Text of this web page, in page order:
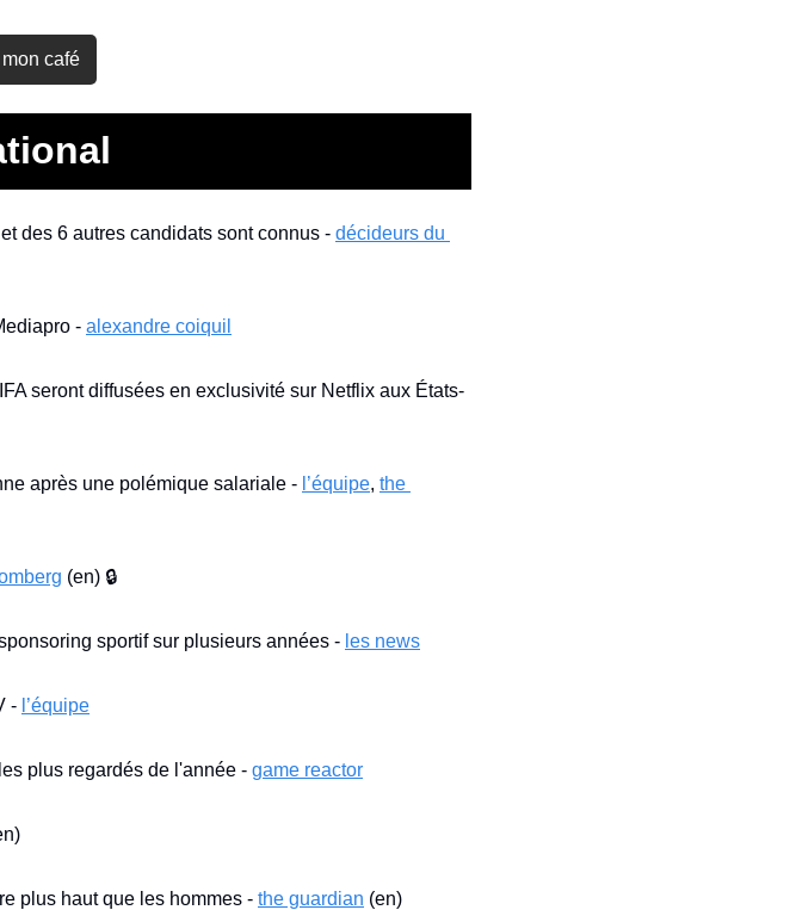
café
des 6 autres candidats sont connus - décideurs du
- alexandre coiquil
seront diffusées en exclusivité sur Netflix aux États-
après une polémique salariale - l’équipe, the
(en) 🔒
sportif sur plusieurs années - les news
- l’équipe
plus regardés de l'année - game reactor
plus haut que les hommes - the guardian (en)